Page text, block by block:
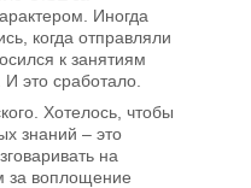
Иногда
когда отправляли
к занятиям
это сработало.
Хотелось, чтобы
знаний – это
на
за воплощение